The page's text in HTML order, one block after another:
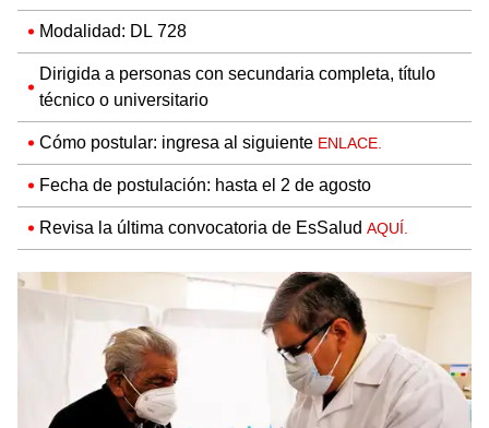
Modalidad: DL 728
Dirigida a personas con secundaria completa, título
técnico o universitario
Cómo postular: ingresa al siguiente ENLACE.
Fecha de postulación: hasta el 2 de agosto
Revisa la última convocatoria de EsSalud AQUÍ.